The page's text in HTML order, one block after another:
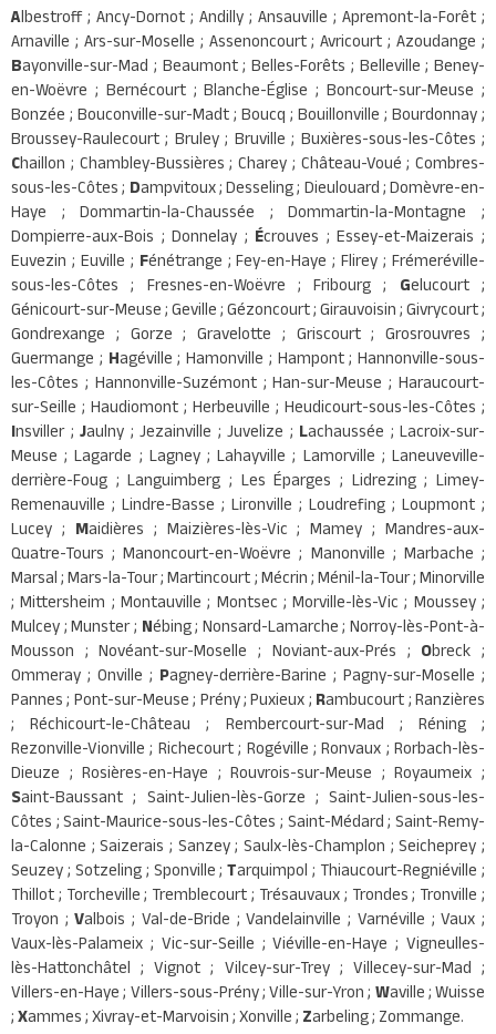
Albestroff ; Ancy-Dornot ; Andilly ; Ansauville ; Apremont-la-Forêt ;
Arnaville ; Ars-sur-Moselle ; Assenoncourt ; Avricourt ; Azoudange ;
Bayonville-sur-Mad ; Beaumont ; Belles-Forêts ; Belleville ; Beney-
en-Woëvre ; Bernécourt ; Blanche-Église ; Boncourt-sur-Meuse ;
Bonzée ; Bouconville-sur-Madt ; Boucq ; Bouillonville ; Bourdonnay ;
Broussey-Raulecourt ; Bruley ; Bruville ; Buxières-sous-les-Côtes ;
Chaillon ; Chambley-Bussières ; Charey ; Château-Voué ; Combres-
sous-les-Côtes ; Dampvitoux ; Desseling ; Dieulouard ; Domèvre-en-
Haye ; Dommartin-la-Chaussée ; Dommartin-la-Montagne ;
Dompierre-aux-Bois ; Donnelay ; Écrouves ; Essey-et-Maizerais ;
Euvezin ; Euville ; Fénétrange ; Fey-en-Haye ; Flirey ; Frémeréville-
sous-les-Côtes ; Fresnes-en-Woëvre ; Fribourg ; Gelucourt ;
Génicourt-sur-Meuse ; Geville ; Gézoncourt ; Girauvoisin ; Givrycourt ;
Gondrexange ; Gorze ; Gravelotte ; Griscourt ; Grosrouvres ;
Guermange ; Hagéville ; Hamonville ; Hampont ; Hannonville-sous-
les-Côtes ; Hannonville-Suzémont ; Han-sur-Meuse ; Haraucourt-
sur-Seille ; Haudiomont ; Herbeuville ; Heudicourt-sous-les-Côtes ;
Insviller ; Jaulny ; Jezainville ; Juvelize ; Lachaussée ; Lacroix-sur-
Meuse ; Lagarde ; Lagney ; Lahayville ; Lamorville ; Laneuveville-
derrière-Foug ; Languimberg ; Les Éparges ; Lidrezing ; Limey-
Remenauville ; Lindre-Basse ; Lironville ; Loudrefing ; Loupmont ;
Lucey ; Maidières ; Maizières-lès-Vic ; Mamey ; Mandres-aux-
Quatre-Tours ; Manoncourt-en-Woëvre ; Manonville ; Marbache ;
Marsal ; Mars-la-Tour ; Martincourt ; Mécrin ; Ménil-la-Tour ; Minorville
; Mittersheim ; Montauville ; Montsec ; Morville-lès-Vic ; Moussey ;
Mulcey ; Munster ; Nébing ; Nonsard-Lamarche ; Norroy-lès-Pont-à-
Mousson ; Novéant-sur-Moselle ; Noviant-aux-Prés ; Obreck ;
Ommeray ; Onville ; Pagney-derrière-Barine ; Pagny-sur-Moselle ;
Pannes ; Pont-sur-Meuse ; Prény ; Puxieux ;Rambucourt ; Ranzières
; Réchicourt-le-Château ; Rembercourt-sur-Mad ; Réning ;
Rezonville-Vionville ; Richecourt ; Rogéville ; Ronvaux ; Rorbach-lès-
Dieuze ; Rosières-en-Haye ; Rouvrois-sur-Meuse ; Royaumeix ;
Saint-Baussant ; Saint-Julien-lès-Gorze ; Saint-Julien-sous-les-
Côtes ; Saint-Maurice-sous-les-Côtes ; Saint-Médard ; Saint-Remy-
la-Calonne ; Saizerais ; Sanzey ; Saulx-lès-Champlon ; Seicheprey ;
Seuzey ; Sotzeling ; Sponville ;Tarquimpol ; Thiaucourt-Regniéville ;
Thillot ; Torcheville ; Tremblecourt ; Trésauvaux ; Trondes ; Tronville ;
Troyon ;Valbois ; Val-de-Bride ; Vandelainville ; Varnéville ; Vaux ;
Vaux-lès-Palameix ; Vic-sur-Seille ; Viéville-en-Haye ; Vigneulles-
lès-Hattonchâtel ; Vignot ; Vilcey-sur-Trey ; Villecey-sur-Mad ;
Villers-en-Haye ; Villers-sous-Prény ; Ville-sur-Yron ;Waville ; Wuisse
;Xammes ; Xivray-et-Marvoisin ; Xonville ;Zarbeling ; Zommange.